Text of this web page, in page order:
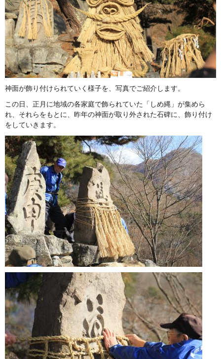
神面が飾り付けられていく様子を、写真でご紹介します。
この日、正月に地域の各家庭で飾られていた「しめ縄」が集めら
れ、それらをもとに、昨年の神面が取り外された石碑に、飾り付け
をしていきます。